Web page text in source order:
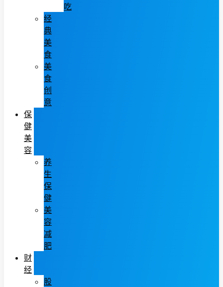
吃
经
典
美
食
美
食
创
意
保
健
美
容
养
生
保
健
美
容
减
肥
财
经
股